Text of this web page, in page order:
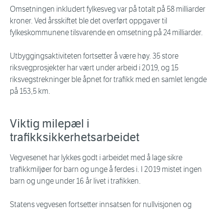
Omsetningen inkludert fylkesveg var på totalt på 58 milliarder
kroner. Ved årsskiftet ble det overført oppgaver til
fylkeskommunene tilsvarende en omsetning på 24 milliarder.
Utbyggingsaktiviteten fortsetter å være høy. 35 store
riksvegprosjekter har vært under arbeid i 2019, og 15
riksvegstrekninger ble åpnet for trafikk med en samlet lengde
på 153,5 km.
Viktig milepæl i
trafikksikkerhetsarbeidet
Vegvesenet har lykkes godt i arbeidet med å lage sikre
trafikkmiljøer for barn og unge å ferdes i. I 2019 mistet ingen
barn og unge under 16 år livet i trafikken.
Statens vegvesen fortsetter innsatsen for nullvisjonen og